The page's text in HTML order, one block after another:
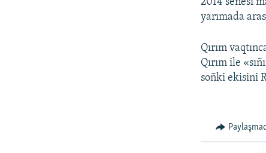
yarımada
Qırım
Qırım ile
soñki ekisini